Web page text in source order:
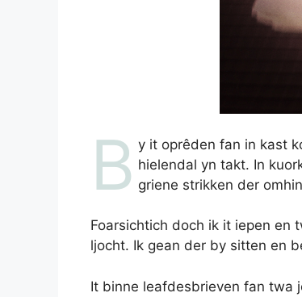
B y it oprêden fan in kast
hielendal yn takt. In
griene strikken der
Foarsichtich doch ik it iepen en
ljocht. Ik gean der by sitten en
It binne leafdesbrieven fan twa